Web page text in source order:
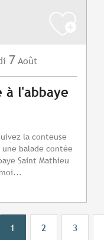
7 Août
à l'abbaye
la conteuse
balade contée
Saint Mathieu
1 2 3